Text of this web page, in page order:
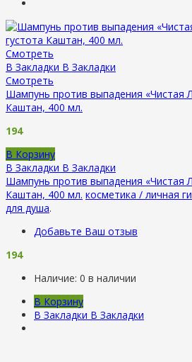
Смотреть
В Закладки В Закладки
Смотреть
Шампунь против выпадения «Чистая
Каштан, 400 мл.
194
В Корзину
В Закладки В Закладки
Шампунь против выпадения «Чистая
Каштан, 400 мл. косметика / личная
для душа.
Добавьте Ваш отзыв
194
Наличие: 0 в наличии
В Корзину
В Закладки В Закладки